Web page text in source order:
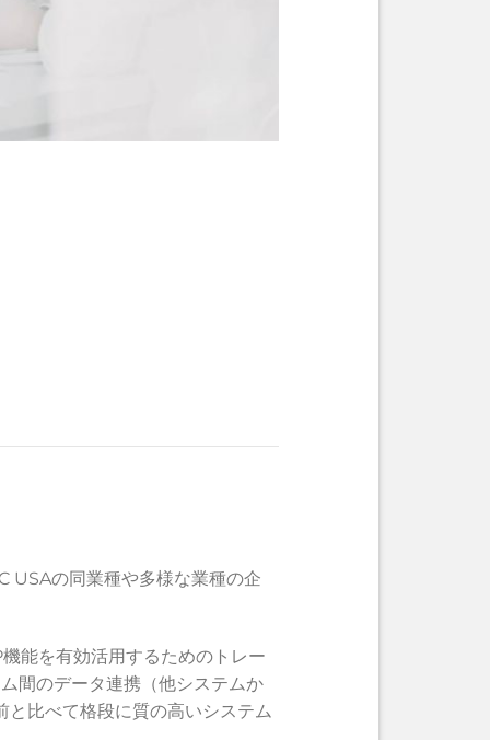
USAの同業種や多様な業種の企
能を有効活用するためのトレー
間のデータ連携（他システムか
比べて格段に質の高いシステム